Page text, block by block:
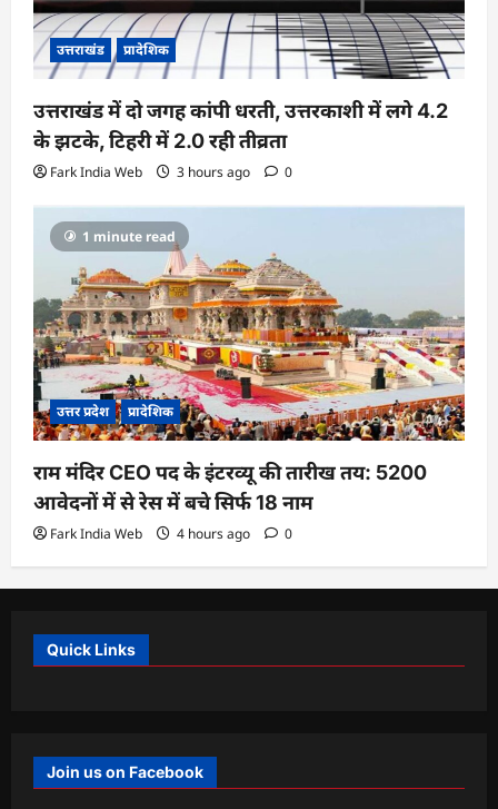
उत्तराखंड प्रादेशिक
उत्तराखंड में दो जगह कांपी धरती, उत्तरकाशी में लगे 4.2
के झटके, टिहरी में 2.0 रही तीव्रता
Fark India Web 3 hours ago 0
1 minute read
उत्तर प्रदेश प्रादेशिक
राम मंदिर CEO पद के इंटरव्यू की तारीख तय: 5200
आवेदनों में से रेस में बचे सिर्फ 18 नाम
Fark India Web 4 hours ago 0
Quick Links
Join us on Facebook